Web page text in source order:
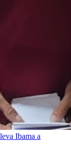
Ibama a